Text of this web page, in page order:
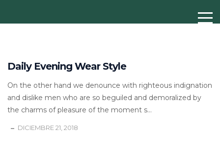
Daily Evening Wear Style
On the other hand we denounce with righteous indignation
and dislike men who are so beguiled and demoralized by
the charms of pleasure of the moment s...
DICIEMBRE 21, 2018